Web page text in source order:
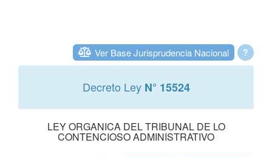
?
Ver Base Jurisprudencia Nacional
Decreto Ley N° 15524
LEY ORGANICA DEL TRIBUNAL DE LO
CONTENCIOSO ADMINISTRATIVO